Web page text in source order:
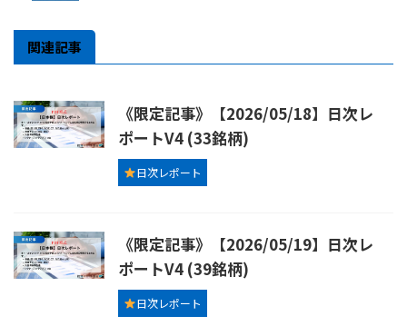
関連記事
《限定記事》【2026/05/18】日次レ
ポートV4 (33銘柄)
日次レポート
《限定記事》【2026/05/19】日次レ
ポートV4 (39銘柄)
日次レポート